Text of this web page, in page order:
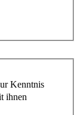
Kenntnis
ihnen